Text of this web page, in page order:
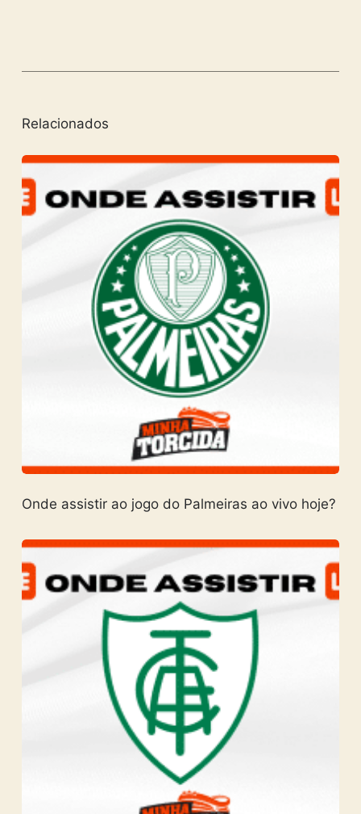
Relacionados
Onde assistir ao jogo do Palmeiras ao vivo hoje?